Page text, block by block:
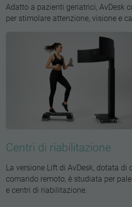
Adatto a pazienti geriatrici, AvDesk
per stimolare attenzione, visione e
Centri di riabilitazione
La versione Lift di AvDesk, dotata
comando remoto, è studiata per
e centri di riabilitazione.